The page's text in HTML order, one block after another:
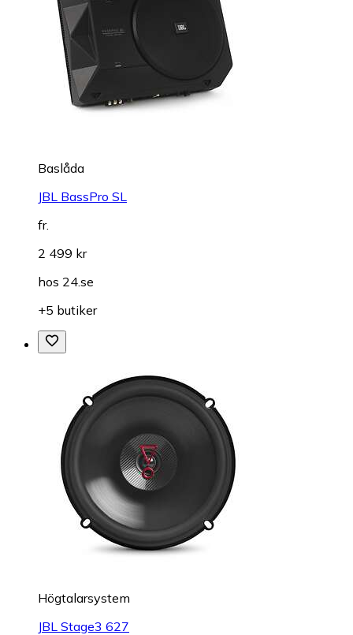
Baslåda
JBL BassPro SL
fr.
2 499 kr
hos 24.se
+5 butiker
Högtalarsystem
JBL Stage3 627